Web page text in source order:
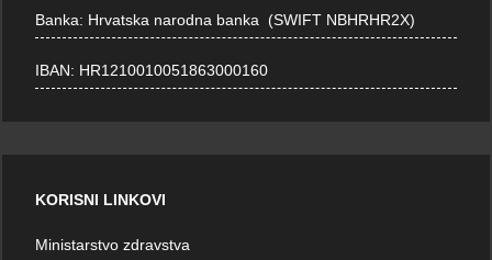
Banka: Hrvatska narodna banka (SWIFT NBHRHR2X)
IBAN: HR1210010051863000160
KORISNI LINKOVI
Ministarstvo zdravstva